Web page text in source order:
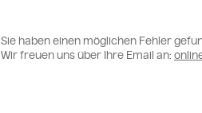
Sie haben einen möglichen Fehler
Wir freuen uns über Ihre Email an: